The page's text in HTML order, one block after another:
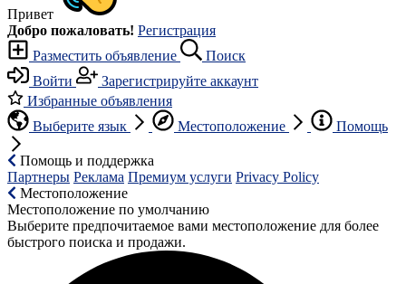
Привет
Добро пожаловать! Регистрация
Разместить объявление
Поиск
Войти
Зарегистрируйте аккаунт
Избранные объявления
Выберите язык
Местоположение Помощь
Помощь и поддержка
Партнеры Реклама Премиум услуги Privacy Policy
Местоположение
Местоположение по умолчанию
Выберите предпочитаемое вами местоположение для более
быстрого поиска и продажи.